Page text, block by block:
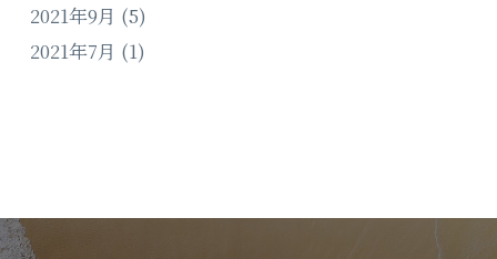
2021年9月 (5)
2021年7月 (1)